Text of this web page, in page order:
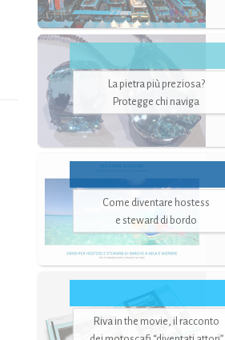
La pietra più preziosa?
Protegge chi naviga
Come diventare hostess
e steward di bordo
Riva in the movie, il racconto